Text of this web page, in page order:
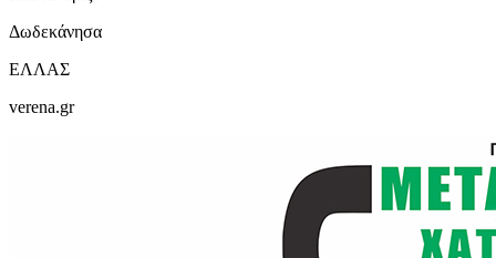
Δωδεκάνησα
ΕΛΛΑΣ
verena.gr